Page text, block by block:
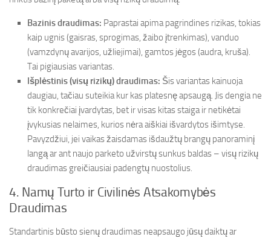
Bazinis draudimas: Paprastai apima pagrindines rizikas, tokias
kaip ugnis (gaisras, sprogimas, žaibo įtrenkimas), vanduo
(vamzdynų avarijos, užliejimai), gamtos jėgos (audra, kruša).
Tai pigiausias variantas.
Išplėstinis (visų rizikų) draudimas: Šis variantas kainuoja
daugiau, tačiau suteikia kur kas platesnę apsaugą. Jis dengia ne
tik konkrečiai įvardytas, bet ir visas kitas staiga ir netikėtai
įvykusias nelaimes, kurios nėra aiškiai išvardytos išimtyse.
Pavyzdžiui, jei vaikas žaisdamas išdaužtų brangų panoraminį
langą ar ant naujo parketo užvirstų sunkus baldas – visų rizikų
draudimas greičiausiai padengtų nuostolius.
4. Namų Turto ir Civilinės Atsakomybės
Draudimas
Standartinis būsto sienų draudimas neapsaugo jūsų daiktų ar